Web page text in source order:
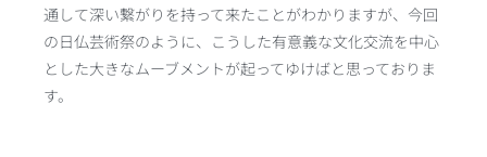
通して深い繋がりを持って来たことがわかりますが、今回
の日仏芸術祭のように、こうした有意義な文化交流を中心
とした大きなムーブメントが起ってゆけばと思っておりま
す。